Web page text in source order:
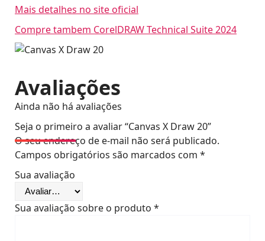
Mais detalhes no site oficial
Compre tambem CorelDRAW Technical Suite 2024
Avaliações
Ainda não há avaliações
Seja o primeiro a avaliar “Canvas X Draw 20”
O seu endereço de e-mail não será publicado.
Campos obrigatórios são marcados com *
Sua avaliação
Sua avaliação sobre o produto *